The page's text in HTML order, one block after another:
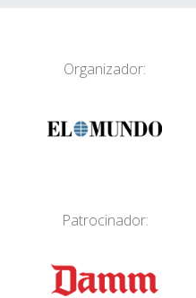
Organizador:
Patrocinador: